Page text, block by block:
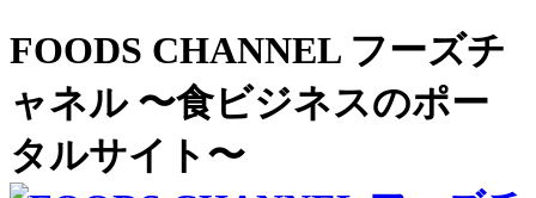
FOODS CHANNEL フーズチ
ャネル 〜食ビジネスのポー
タルサイト〜